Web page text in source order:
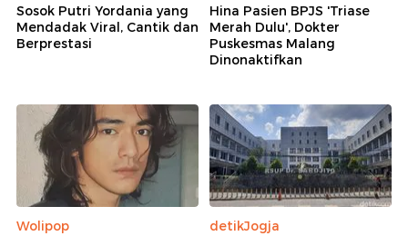
Sosok Putri Yordania yang
Mendadak Viral, Cantik dan
Berprestasi
Hina Pasien BPJS 'Triase
Merah Dulu', Dokter
Puskesmas Malang
Dinonaktifkan
Wolipop
detikJogja